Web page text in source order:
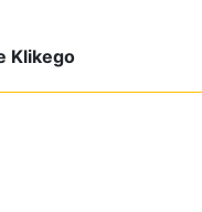
Klikego